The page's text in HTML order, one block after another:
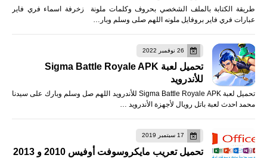
طريقة الكتابة بالملف الشخصي بحروف وكلمات ملونة زخرفة اسماء فري فاير
عبارات فري فاير بروفايل ملونه اللهم صلى وسلم وبار…
26 نوفمبر 2022
تحميل لعبة Sigma Battle Royale APK
للأندرويد
تحميل لعبة Sigma Battle Royale APK للأندرويد اللهم صل وسلم وبارك على سيدنا
محمد احدث لعبة باتل رويال لأجهزة الأندرويد …
17 سبتمبر 2019
تحميل تعريب مايكروسوفت أوفيس 2010 و 2013